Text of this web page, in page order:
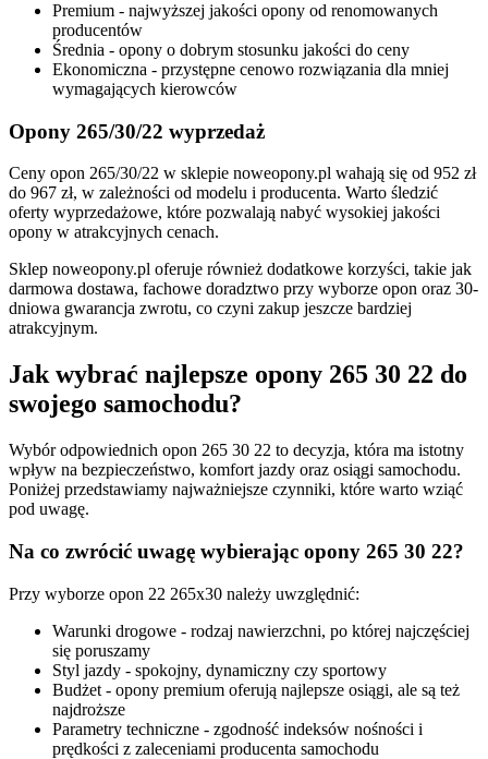
Premium - najwyższej jakości opony od renomowanych
producentów
Średnia - opony o dobrym stosunku jakości do ceny
Ekonomiczna - przystępne cenowo rozwiązania dla mniej
wymagających kierowców
Opony 265/30/22 wyprzedaż
Ceny opon 265/30/22 w sklepie noweopony.pl wahają się od 952 zł
do 967 zł, w zależności od modelu i producenta. Warto śledzić
oferty wyprzedażowe, które pozwalają nabyć wysokiej jakości
opony w atrakcyjnych cenach.
Sklep noweopony.pl oferuje również dodatkowe korzyści, takie jak
darmowa dostawa, fachowe doradztwo przy wyborze opon oraz 30-
dniowa gwarancja zwrotu, co czyni zakup jeszcze bardziej
atrakcyjnym.
Jak wybrać najlepsze opony 265 30 22 do
swojego samochodu?
Wybór odpowiednich opon 265 30 22 to decyzja, która ma istotny
wpływ na bezpieczeństwo, komfort jazdy oraz osiągi samochodu.
Poniżej przedstawiamy najważniejsze czynniki, które warto wziąć
pod uwagę.
Na co zwrócić uwagę wybierając opony 265 30 22?
Przy wyborze opon 22 265x30 należy uwzględnić:
Warunki drogowe - rodzaj nawierzchni, po której najczęściej
się poruszamy
Styl jazdy - spokojny, dynamiczny czy sportowy
Budżet - opony premium oferują najlepsze osiągi, ale są też
najdroższe
Parametry techniczne - zgodność indeksów nośności i
prędkości z zaleceniami producenta samochodu